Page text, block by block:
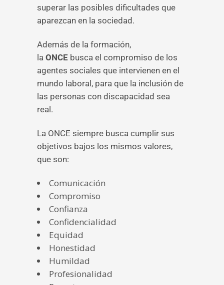
superar las posibles dificultades que
aparezcan en la sociedad.
Además de la formación,
la ONCE busca el compromiso de los
agentes sociales que intervienen en el
mundo laboral, para que la inclusión de
las personas con discapacidad sea
real.
La ONCE siempre busca cumplir sus
objetivos bajos los mismos valores,
que son:
Comunicación
Compromiso
Confianza
Confidencialidad
Equidad
Honestidad
Humildad
Profesionalidad